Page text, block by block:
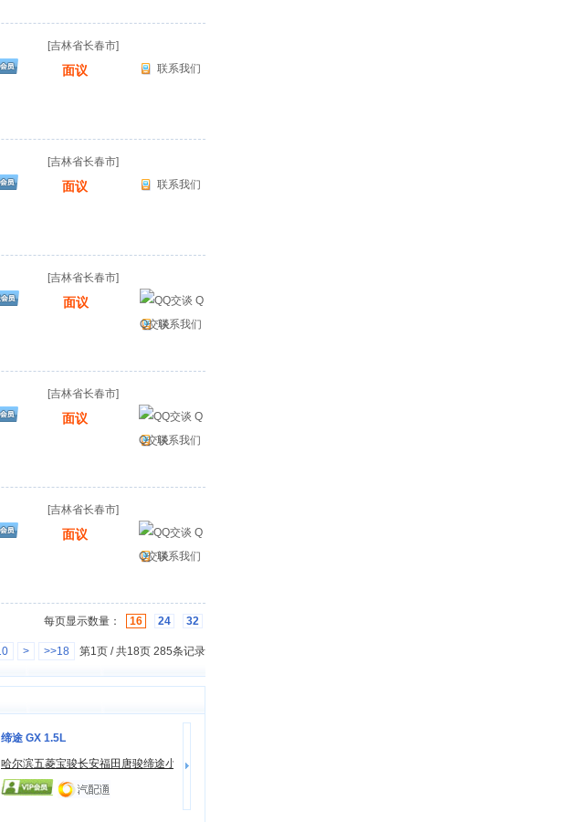
[吉林省长春市]
面议 联系我们
[吉林省长春市]
面议 联系我们
[吉林省长春市]
面议
Q
Q交谈联系我们
[吉林省长春市]
面议
Q
Q交谈联系我们
[吉林省长春市]
面议
Q
Q交谈联系我们
每页显示数量： 16 24 32
> >>18 第1页 / 共18页 285条记录
缔途 GX 1.5L
哈尔滨五菱宝骏长安福田唐骏缔途小